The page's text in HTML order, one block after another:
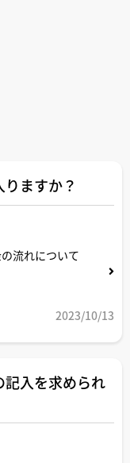
ますか？
流れについて
2023/10/13
入を求められ